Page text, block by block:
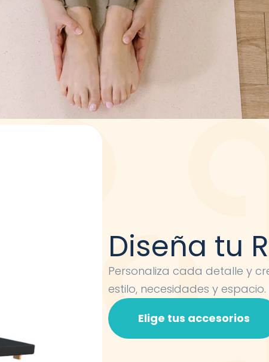
Diseña tu
Personaliza cada detalle y
estilo, necesidades y
Elige tus accesorios